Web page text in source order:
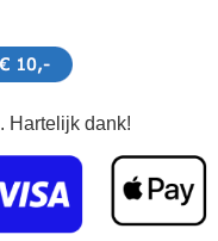
Hartelijk dank!